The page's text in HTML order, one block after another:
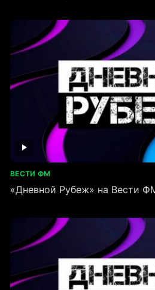
ВЕСТИ ФМ
«Дневной Рубеж» на Вести